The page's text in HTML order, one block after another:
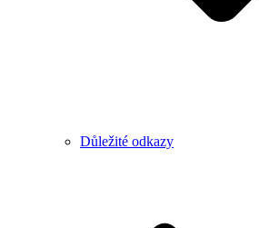
Důležité odkazy